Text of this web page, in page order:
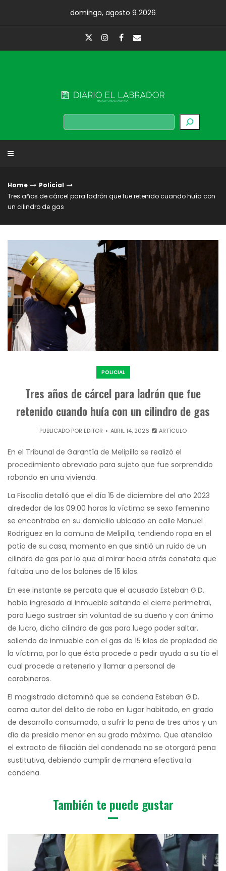
domingo, agosto 9 2026
Buscar
Home
Policial
Tres años de cárcel para ladrón que fue retenido cuando huía con
un cilindro de gas
POLICIAL
Tres años de cárcel para ladrón que fue
retenido cuando huía con un cilindro de gas
PUBLICADO POR EDITOR ABRIL 14, 2026 ARTÍCULO
En el Tribunal de Garantía de Melipilla se realizó el
procedimiento abreviado para sujeto que fue sorprendido
robando en una vivienda.
La Fiscalía detalló que el día 15 de diciembre del año 2023
alrededor de las 09:00 horas la víctima se sexo femenino
se encontraba en su domicilio ubicado en calle Manuel
Rodríguez en la comuna de Melipilla, tendiendo ropa en el
patio de su casa, momento en que sintió un ruido de un
cilindro de gas por lo que al mirar hacia atrás constata que
faltaba uno de los balones de 15 kilos.
En ese instante se percata que el acusado Esteban G.D.
había ingresado al inmueble saltando el cierre perimetral,
para luego sustraer sin voluntad de su dueño y con ánimo
de lucro, dicho cilindro de gas para luego poder saltar,
saliendo de inmueble con el gas de 15 kilos de propiedad de
la víctima, por lo que ésta procede a pedir ayuda a su tío el
cual procede a retenerlo y llamar a personal de
carabineros.
El magistrado dictaminó que se condena Esteban G.D.
como autor del delito de robo en lugar habitado, en grado
de desarrollo consumado, a sufrir la pena de tres años y un
día de presidio menor en su grado máximo. Que atendido
el extracto de filiación del condenado no se otorgará pena
sustitutiva, debiendo cumplir de manera efectiva la
condena.
También te puede gustar